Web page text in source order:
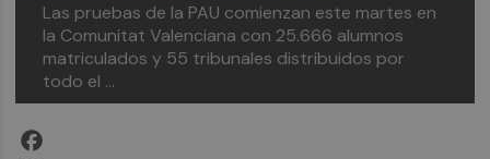
Las pruebas de la PAU comienzan este martes en
la Comunitat Valenciana con 25.666 alumnos
matriculados y 55 tribunales distribuidos por
todo el ...